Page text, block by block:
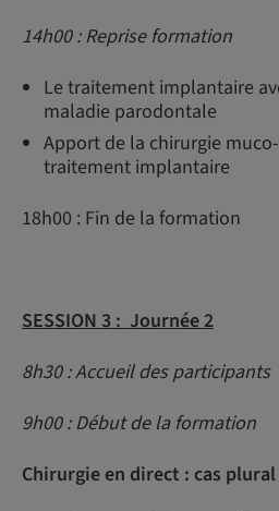
14h00 : Reprise formation
Le traitement implantaire
maladie parodontale
Apport de la chirurgie
traitement implantaire
18h00 : Fin de la formation
SESSION 3 : Journée 2
8h30 : Accueil des participants
9h00 : Début de la formation
Chirurgie en direct : cas plural